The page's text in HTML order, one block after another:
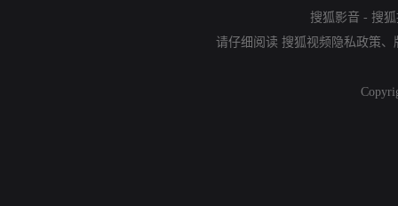
搜狐影音 - 搜
请仔细阅读 搜狐视频隐私政策、